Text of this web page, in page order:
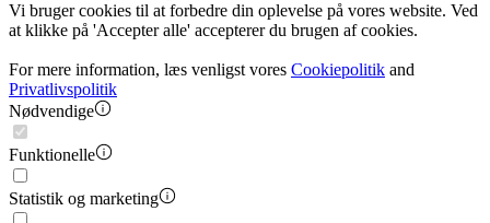
Vi bruger cookies til at forbedre din oplevelse på vores website. Ved
at klikke på 'Accepter alle' accepterer du brugen af cookies.
For mere information, læs venligst vores Cookiepolitik and
Privatlivspolitik
Nødvendige
Funktionelle
Statistik og marketing